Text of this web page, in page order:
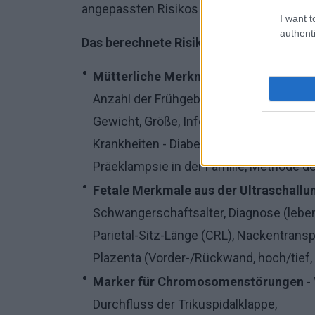
I want
angepassten Risikos für die einzelne
Das berechnete Risiko berücksichtigt
Mütterliche Merkmale
- ethnische
Anzahl der Frühgeburten (zwischen
Gewicht, Größe, Informationen über
Krankheiten - Diabetes, Bluthochdruck,
Präeklampsie in der Familie, Methode
Fetale Merkmale aus der
Schwangerschaftsalter, Diagnose
Parietal-Sitz-Länge (CRL),
Plazenta (Vorder-/Rückwand, hoch/
Marker für Chromosomenstörungen -
Durchfluss der Trikuspidalklappe,